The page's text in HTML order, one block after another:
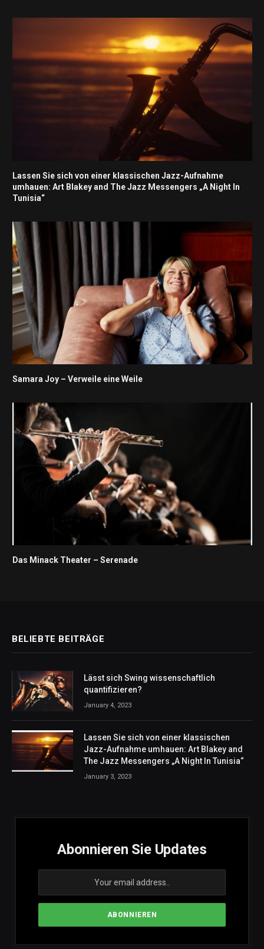
Lassen Sie sich von einer klassischen Jazz-Aufnahme
umhauen: Art Blakey and The Jazz Messengers „A Night In
Tunisia“
Samara Joy – Verweile eine Weile
Das Minack Theater – Serenade
BELIEBTE BEITRÄGE
Lässt sich Swing wissenschaftlich
quantifizieren?
January 4, 2023
Lassen Sie sich von einer klassischen
Jazz-Aufnahme umhauen: Art Blakey and
The Jazz Messengers „A Night In Tunisia“
January 3, 2023
Abonnieren Sie Updates